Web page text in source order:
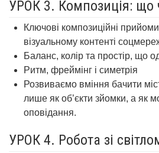
УРОК 3. Композиція: що
Ключові композиційні
візуальному контенті
Баланс, колір та простір, що
Ритм, фреймінг і симетрія
Розвиваємо вміння бачити
лише як об’єкти зйомки, а як
оповідання.
УРОК 4. Робота зі